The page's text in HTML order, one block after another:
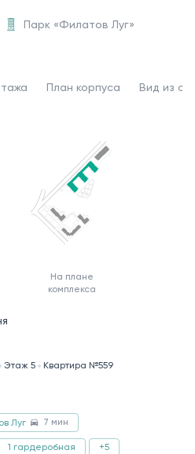
Парк «Филатов Луг»
План корпуса Вид из
На плане
комплекса
Этаж 5
Квартира №559
Луг 7 мин
1 гардеробная +5